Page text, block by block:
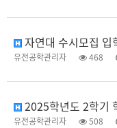
자연대 수시모집 입학
유전공학관리자 468
2025학년도 2학기
유전공학관리자 508